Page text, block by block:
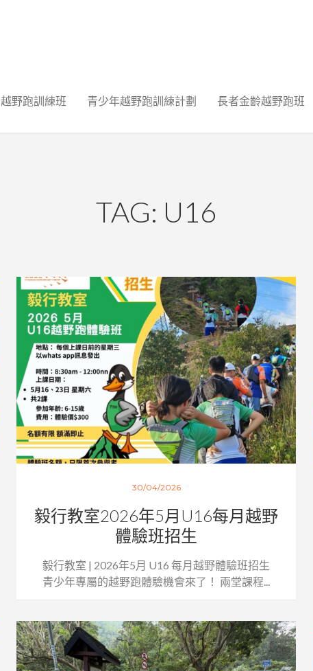
越野跑訓練班 青少年越野跑訓練計劃 長者金齡越野跑班
TAG: U16
30/04/2026
毅行教室2026年5月U16每月越野
體驗班招生
毅行教室 | 2026年5月 U16 每月越野體驗班招生
青少年專屬的越野跑體驗機會來了！ 兩堂課程...